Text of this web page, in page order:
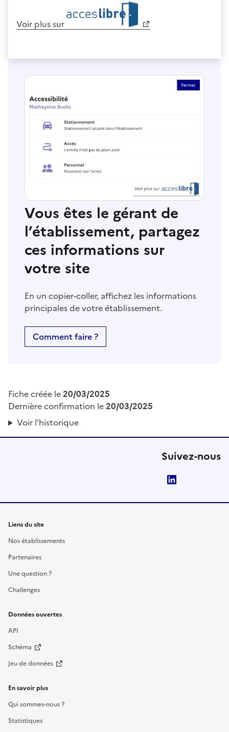
Voir plus sur
Vous êtes le gérant de
l’établissement, partagez
ces informations sur
votre site
En un copier-coller, affichez les informations
principales de votre établissement.
Comment faire ?
Fiche créée le20/03/2025
Dernière confirmation le20/03/2025
Voir l'historique
Suivez-nous
Liens du site
Nos établissements
Partenaires
Une question ?
Challenges
Données ouvertes
API
Schéma
Jeu de données
En savoir plus
Qui sommes-nous ?
Statistiques